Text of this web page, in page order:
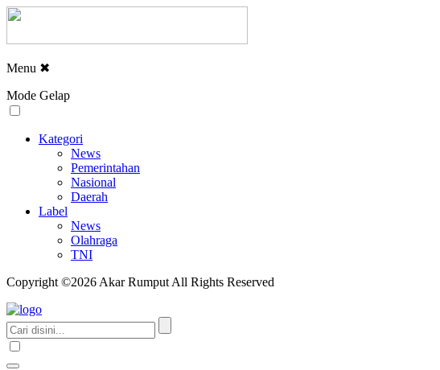
Menu ✖
Mode Gelap
Kategori
News
Pemerintahan
Nasional
Daerah
Label
News
Olahraga
TNI
Copyright ©2026 Akar Rumput All Rights Reserved